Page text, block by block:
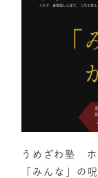
うめざわ塾
「みんな」の